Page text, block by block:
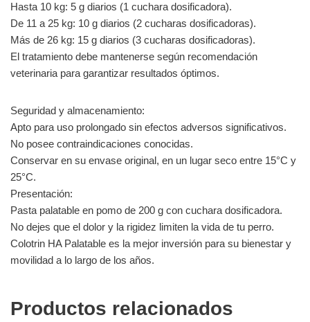
Hasta 10 kg: 5 g diarios (1 cuchara dosificadora).
De 11 a 25 kg: 10 g diarios (2 cucharas dosificadoras).
Más de 26 kg: 15 g diarios (3 cucharas dosificadoras).
El tratamiento debe mantenerse según recomendación
veterinaria para garantizar resultados óptimos.
Seguridad y almacenamiento:
Apto para uso prolongado sin efectos adversos significativos.
No posee contraindicaciones conocidas.
Conservar en su envase original, en un lugar seco entre 15°C y
25°C.
Presentación:
Pasta palatable en pomo de 200 g con cuchara dosificadora.
No dejes que el dolor y la rigidez limiten la vida de tu perro.
Colotrin HA Palatable es la mejor inversión para su bienestar y
movilidad a lo largo de los años.
Productos relacionados